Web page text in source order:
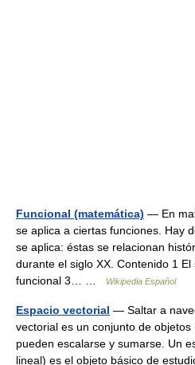
Funcional (matemática) — En
se aplica a ciertas funciones. Hay
se aplica: éstas se relacionan
durante el siglo XX. Contenido 1
funcional 3… …
Wikipedia Español
Espacio vectorial — Saltar a
vectorial es un conjunto de
pueden escalarse y sumarse. Un
lineal) es el objeto básico de